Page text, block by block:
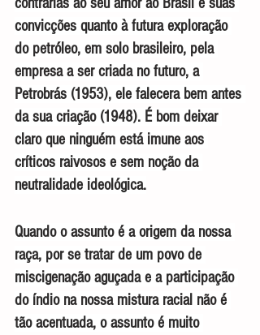
convicções quanto à futura exploração
do petróleo, em solo brasileiro, pela
empresa a ser criada no futuro, a
Petrobrás (1953), ele falecera bem antes
da sua criação (1948). É bom deixar
claro que ninguém está imune aos
críticos raivosos e sem noção da
neutralidade ideológica.
Quando o assunto é a origem da nossa
raça, por se tratar de um povo de
miscigenação aguçada e a participação
do índio na nossa mistura racial não é
tão acentuada, o assunto é muito